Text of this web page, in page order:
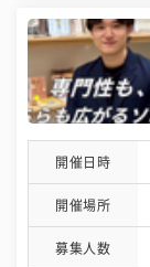
開催日時
開催場所
募集人数